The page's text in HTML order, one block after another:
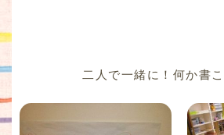
二人で一緒に！何か書こ